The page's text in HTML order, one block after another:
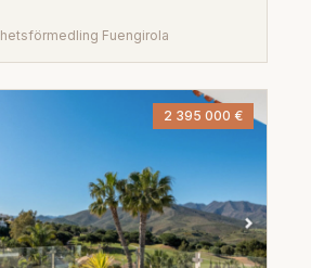
Fuengirola
2 395 000 €